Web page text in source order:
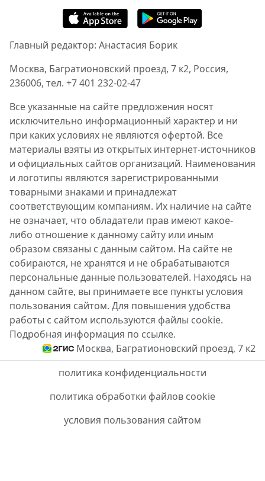
Главный редактор: Анастасия Борик
Москва, Багратионовский проезд, 7 к2, Россия,
236006, тел. +7 401 232-02-47
Все указанные на сайте предложения носят
исключительно информационный характер и ни
при каких условиях не являются офертой. Все
материалы взяты из открытых интернет-источников
и официальных сайтов организаций. Наименования
и логотипы являются зарегистрированными
товарными знаками и принадлежат
соответствующим компаниям. Их наличие на сайте
не означает, что обладатели прав имеют какое-
либо отношение к данному сайту или иным
образом связаны с данным сайтом. На сайте не
собираются, не хранятся и не обрабатываются
персональные данные пользователей. Находясь на
данном сайте, вы принимаете все пункты условия
пользования сайтом. Для повышения удобства
работы с сайтом используются файлы cookie.
Подробная информация по ссылке.
Москва, Багратионовский проезд, 7 к2
политика конфиденциальности
политика обработки файлов cookie
условия пользования сайтом